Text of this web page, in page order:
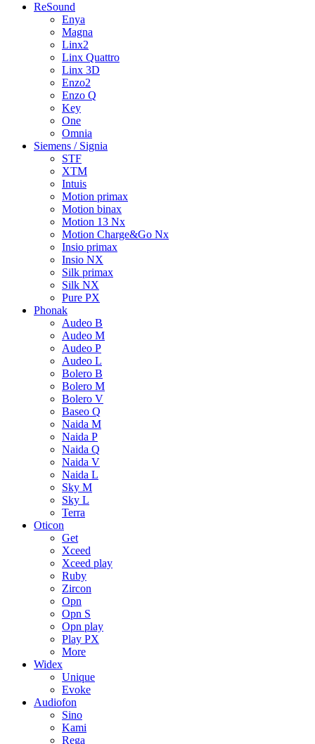
ReSound
Enya
Magna
Linx2
Linx Quattro
Linx 3D
Enzo2
Enzo Q
Key
One
Omnia
Siemens / Signia
STF
XTM
Intuis
Motion primax
Motion binax
Motion 13 Nx
Motion Charge&Go Nx
Insio primax
Insio NX
Silk primax
Silk NX
Pure PX
Phonak
Audeo B
Audeo M
Audeo P
Audeo L
Bolero B
Bolero M
Bolero V
Baseo Q
Naida M
Naida P
Naida Q
Naida V
Naida L
Sky M
Sky L
Terra
Oticon
Get
Xceed
Xceed play
Ruby
Zircon
Opn
Opn S
Opn play
Play PX
More
Widex
Unique
Evoke
Audiofon
Sino
Kami
Rega